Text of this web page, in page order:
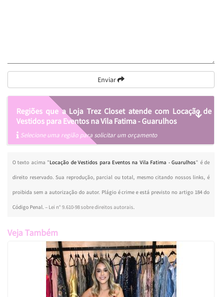
Enviar
Regiões que a Loja Trez Closet atende com Locação de
Vestidos para Eventos na Vila Fatima - Guarulhos
Selecione uma região para solicitar um orçamento
O texto acima "Locação de Vestidos para Eventos na Vila Fatima - Guarulhos" é de
direito reservado. Sua reprodução, parcial ou total, mesmo citando nossos links, é
proibida sem a autorização do autor. Plágio é crime e está previsto no artigo 184 do
Código Penal. – Lei n° 9.610-98 sobre direitos autorais.
Veja Também